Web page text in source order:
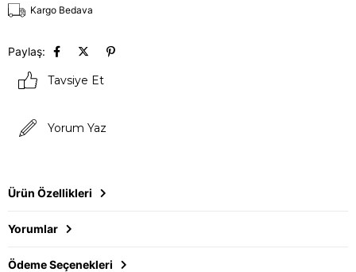
Kargo Bedava
Paylaş:
Tavsiye Et
Yorum Yaz
Ürün Özellikleri
Yorumlar
Ödeme Seçenekleri